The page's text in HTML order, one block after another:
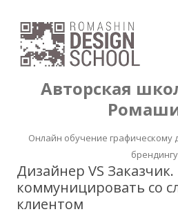
Авторская
Онлайн обучение графическому
брендингу
Дизайнер VS Заказчик.
коммуницировать со
клиентом